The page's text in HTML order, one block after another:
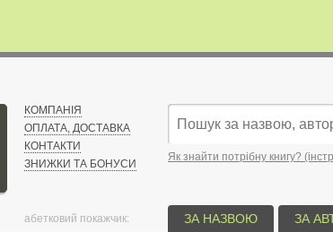
КОМПАНІЯ
ОПЛАТА, ДОСТАВКА
КОНТАКТИ
ЗНИЖКИ ТА БОНУСИ
Як знайти потрібну книгу?
абетковий покажчик: ЗА НАЗВОЮ ЗА